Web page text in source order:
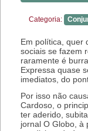
Categoria:
Em política, quer
sociais se fazem
raramente é
Expressa quase
imediatos, do
Por isso não
Cardoso, o
ter aderido,
jornal O Globo, à